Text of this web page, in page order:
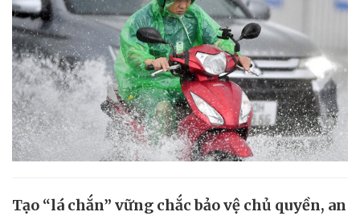
Tạo “lá chắn” vững chắc bảo vệ chủ quyền, an